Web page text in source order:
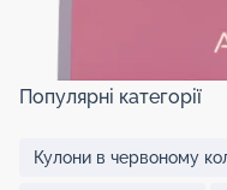
Популярні категорії
Кулони в червоному